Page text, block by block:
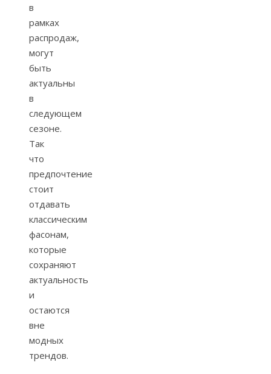
в
рамках
распродаж,
могут
быть
актуальны
в
следующем
сезоне.
Так
что
предпочтение
стоит
отдавать
классическим
фасонам,
которые
сохраняют
актуальность
и
остаются
вне
модных
трендов.